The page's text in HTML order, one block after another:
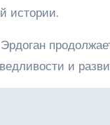
истории.
и